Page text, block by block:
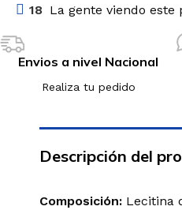
18 La gente viendo este
Envios a nivel Nacional
Realiza tu pedido
Descripción del
Composición: Lecitina